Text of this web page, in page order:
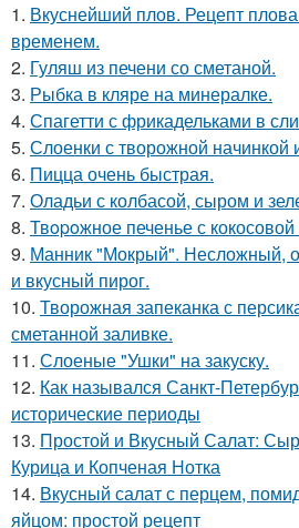
1. Вкуснейший плов. Рецепт
временем.
2. Гуляш из печени со сметаной.
3. Рыбка в кляре на минералке.
4. Спагетти с фрикадельками в
5. Слоенки с творожной начинкой
6. Пицца очень быстрая.
7. Оладьи с колбасой, сыром и
8. Твopoжное печенье с кокосовой
9. Манник "Мокрый". Несложный,
и вкусный пирог.
10. Творожная запеканка с
сметанной заливке.
11. Слоеные "Ушки" на закуску.
12. Как назывался Санкт-
исторические периоды
13. Простой и Вкусный Салат:
Курица и Копченая Нотка
14. Вкусный салат с перцем,
яйцом: простой рецепт